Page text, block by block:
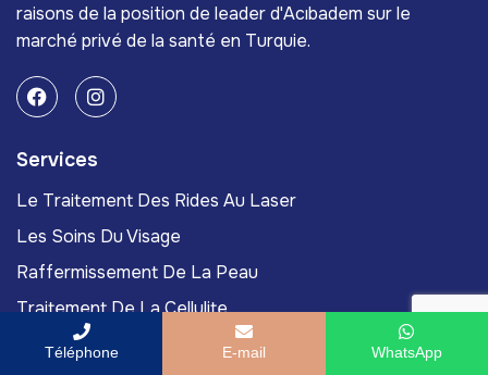
raisons de la position de leader d'Acıbadem sur le
marché privé de la santé en Turquie.
Services
Le Traitement Des Rides Au Laser
Les Soins Du Visage
Raffermissement De La Peau
Traitement De La Cellulite
Le Retrait Des Grains De Beauté
Téléphone E-mail WhatsApp